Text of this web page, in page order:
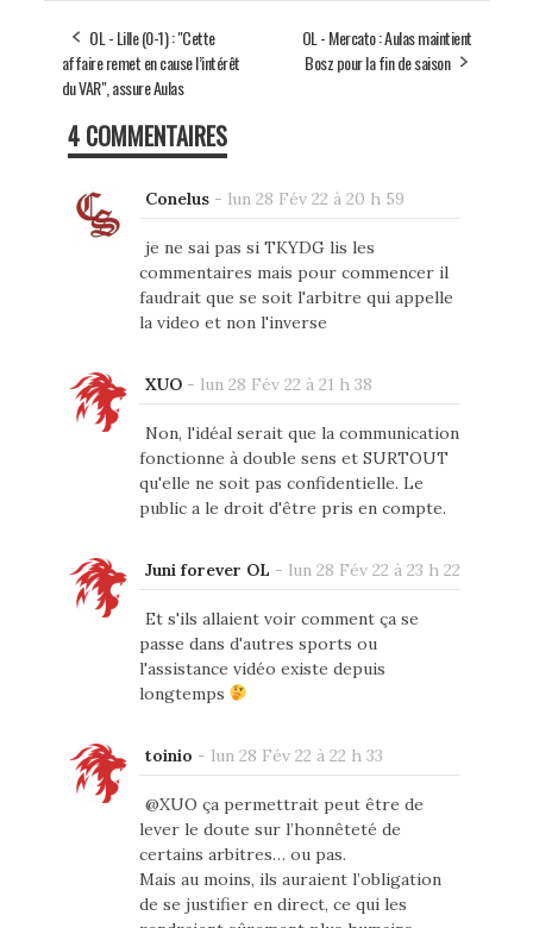
OL - Lille (0-1) : "Cette
affaire remet en cause l’intérêt
du VAR", assure Aulas
OL - Mercato : Aulas maintient
Bosz pour la fin de saison
4 COMMENTAIRES
Conelus- lun 28 Fév 22 à 20 h 59
je ne sai pas si TKYDG lis les
commentaires mais pour commencer il
faudrait que se soit l'arbitre qui appelle
la video et non l'inverse
XUO- lun 28 Fév 22 à 21 h 38
Non, l'idéal serait que la communication
fonctionne à double sens et SURTOUT
qu'elle ne soit pas confidentielle. Le
public a le droit d'être pris en compte.
Juni forever OL - lun 28 Fév 22 à 23 h 22
Et s'ils allaient voir comment ça se
passe dans d'autres sports ou
l'assistance vidéo existe depuis
longtemps
toinio - lun 28 Fév 22 à 22 h 33
@XUO ça permettrait peut être de
lever le doute sur l’honnêteté de
certains arbitres… ou pas.
Mais au moins, ils auraient l’obligation
de se justifier en direct, ce qui les